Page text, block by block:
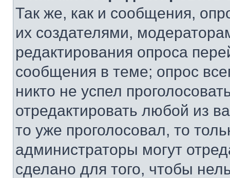
Так же, как и сообщения,
их создателями,
редактирования опроса
сообщения в теме; опрос
никто не успел
отредактировать любой из
то уже проголосовал, то
администраторы могут
сделано для того, чтобы